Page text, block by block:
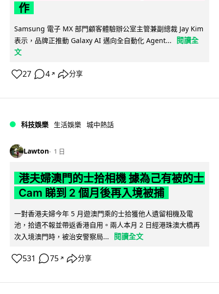
作
Samsung 電子 MX 部門顧客體驗辦公室主管兼副總裁 Jay Kim
表示，品牌正推動 Galaxy AI 邁向全自動化 Agent...
閱讀全
文
27 4 ↗ 分享
科技娛樂 生活娛樂 城中熱話
Lawton 1 日
港夫婦澳門的士拾相機 據為己有被的士
Cam 睇到 2 個月後再入境被捕
一對香港夫婦今年 5 月遊澳門乘的士拾獲他人遺留相機及電
池，拾遺不報並帶返香港自用。兩人本月 2 日經港珠澳大橋再
次入境澳門時，被治安警察局...
閱讀全文
531 75 ↗ 分享